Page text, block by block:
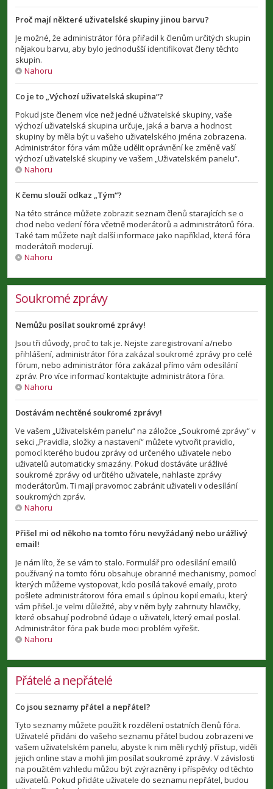
Proč mají některé uživatelské skupiny jinou barvu?
Je možné, že administrátor fóra přiřadil k členům určitých skupin
nějakou barvu, aby bylo jednodušší identifikovat členy těchto
skupin.
Nahoru
Co je to „Výchozí uživatelská skupina“?
Pokud jste členem více než jedné uživatelské skupiny, vaše
výchozí uživatelská skupina určuje, jaká a barva a hodnost
skupiny by měla být u vašeho uživatelského jména zobrazena.
Administrátor fóra vám může udělit oprávnění ke změně vaší
výchozí uživatelské skupiny ve vašem „Uživatelském panelu“.
Nahoru
K čemu slouží odkaz „Tým“?
Na této stránce můžete zobrazit seznam členů starajících se o
chod nebo vedení fóra včetně moderátorů a administrátorů fóra.
Také tam můžete najít další informace jako například, která fóra
moderátoři moderují.
Nahoru
Soukromé zprávy
Nemůžu posílat soukromé zprávy!
Jsou tři důvody, proč to tak je. Nejste zaregistrovaní a/nebo
přihlášení, administrátor fóra zakázal soukromé zprávy pro celé
fórum, nebo administrátor fóra zakázal přímo vám odesílání
zpráv. Pro více informací kontaktujte administrátora fóra.
Nahoru
Dostávám nechtěné soukromé zprávy!
Ve vašem „Uživatelském panelu“ na záložce „Soukromé zprávy“ v
sekci „Pravidla, složky a nastavení“ můžete vytvořit pravidlo,
pomocí kterého budou zprávy od určeného uživatele nebo
uživatelů automaticky smazány. Pokud dostáváte urážlivé
soukromé zprávy od určitého uživatele, nahlaste zprávy
moderátorům. Ti mají pravomoc zabránit uživateli v odesílání
soukromých zpráv.
Nahoru
Přišel mi od někoho na tomto fóru nevyžádaný nebo urážlivý
email!
Je nám líto, že se vám to stalo. Formulář pro odesílání emailů
používaný na tomto fóru obsahuje obranné mechanismy, pomocí
kterých můžeme vystopovat, kdo posílá takové emaily, proto
pošlete administrátorovi fóra email s úplnou kopií emailu, který
vám přišel. Je velmi důležité, aby v něm byly zahrnuty hlavičky,
které obsahují podrobné údaje o uživateli, který email poslal.
Administrátor fóra pak bude moci problém vyřešit.
Nahoru
Přátelé a nepřátelé
Co jsou seznamy přátel a nepřátel?
Tyto seznamy můžete použít k rozdělení ostatních členů fóra.
Uživatelé přidáni do vašeho seznamu přátel budou zobrazeni ve
vašem uživatelském panelu, abyste k nim měli rychlý přístup, viděli
jejich online stav a mohli jim posílat soukromé zprávy. V závislosti
na použitém vzhledu můžou být zvýrazněny i příspěvky od těchto
uživatelů. Pokud přidáte uživatele do seznamu nepřátel, budou